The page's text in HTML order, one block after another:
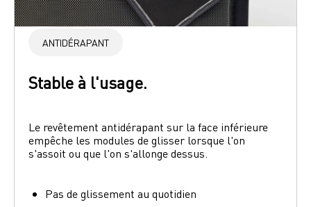
ANTIDÉRAPANT
Stable à l'usage.
Le revêtement antidérapant sur la face inférieure
empêche les modules de glisser lorsque l'on
s'assoit ou que l'on s'allonge dessus.
Pas de glissement au quotidien